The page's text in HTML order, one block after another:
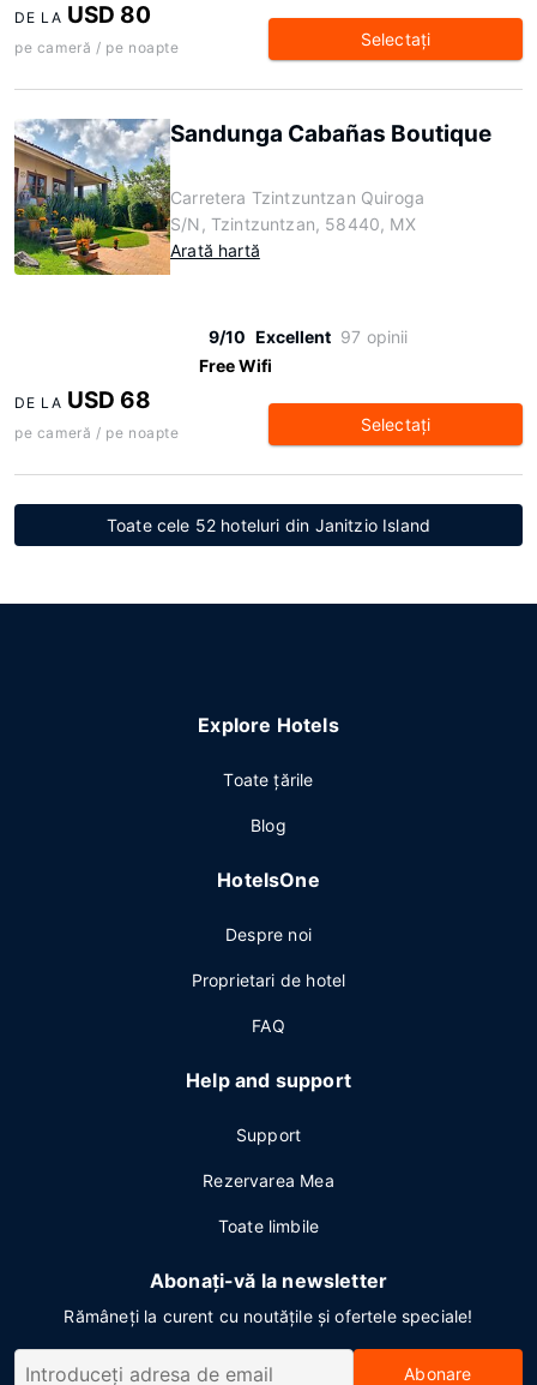
DE LA USD 80
pe cameră / pe noapte Selectaţi
Sandunga Cabañas Boutique
Carretera Tzintzuntzan Quiroga
S/N, Tzintzuntzan, 58440, MX
Arată hartă
9/10 Excellent 97 opinii
Free Wifi
DE LA USD 68
pe cameră / pe noapte Selectaţi
Toate cele 52 hoteluri din Janitzio Island
Explore Hotels
Toate ţările
Blog
HotelsOne
Despre noi
Proprietari de hotel
FAQ
Help and support
Support
Rezervarea Mea
Toate limbile
Abonați-vă la newsletter
Rămâneți la curent cu noutățile și ofertele speciale!
Abonare